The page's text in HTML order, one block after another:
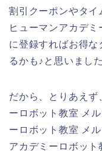
割引クーポンやタイ
ヒューマンアカデ
に登録すればお得な
るかも♪と思いました
だから、とりあえず
ーロボット教室 メ
ーロボット教室 メ
アカデミーロボッ